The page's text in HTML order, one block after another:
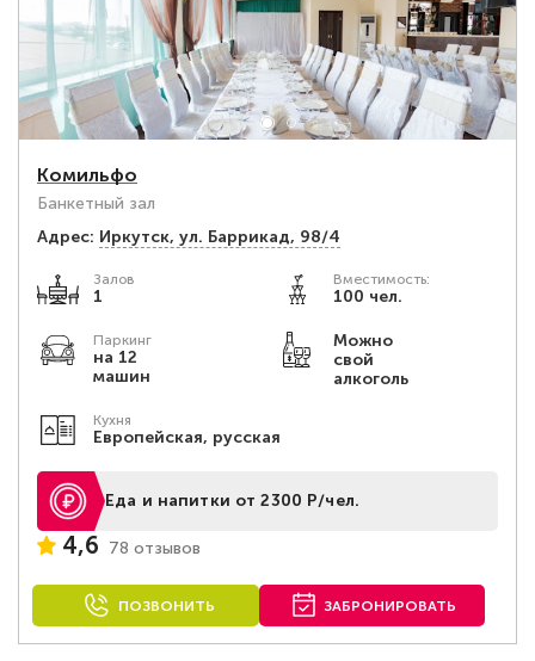
Комильфо
Банкетный зал
Адрес: Иркутск, ул. Баррикад, 98/4
Залов
1
Вместимость:
100 чел.
Паркинг
на 12
машин
Можно
свой
алкоголь
Кухня
Европейская, русская
Еда и напитки от 2300 Р/чел.
4,6 78 отзывов
ПОЗВОНИТЬ ЗАБРОНИРОВАТЬ